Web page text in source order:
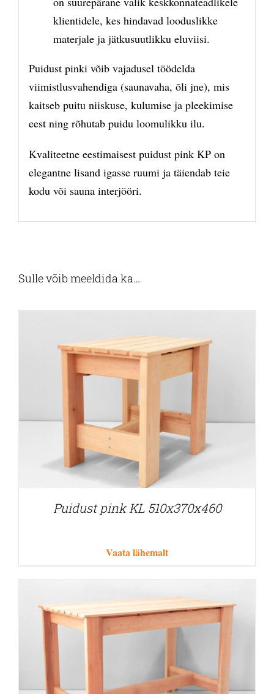
klientidele, kes hindavad looduslikke
materjale ja jätkusuutlikku eluviisi.
Puidust pinki võib vajadusel töödelda
viimistlusvahendiga (saunavaha, õli jne), mis
kaitseb puitu niiskuse, kulumise ja pleekimise
eest ning rõhutab puidu loomulikku ilu.
Kvaliteetne eestimaisest puidust pink KP on
elegantne lisand igasse ruumi ja täiendab teie
kodu või sauna interjööri.
Sulle võib meeldida ka…
Puidust pink KL 510x370x460
Vaata lähemalt